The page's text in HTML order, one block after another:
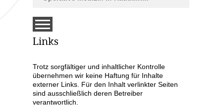
Links
Trotz sorgfältiger und inhaltlicher Kontrolle
übernehmen wir keine Haftung für Inhalte
externer Links. Für den Inhalt verlinkter Seiten
sind ausschließlich deren Betreiber
verantwortlich.